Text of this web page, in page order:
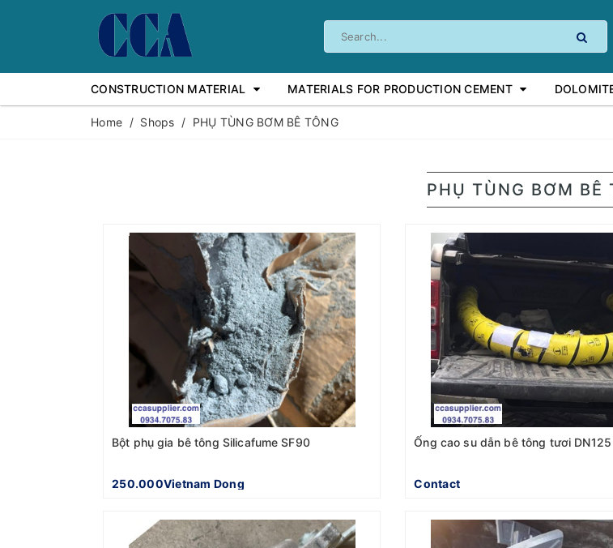
CONSTRUCTION MATERIAL MATERIALS FOR PRODUCTION CEMENT
Home / Shops / PHỤ TÙNG BƠM BÊ TÔNG
PHỤ TÙNG BƠM BÊ
Bột phụ gia bê tông Silicafume SF90
250.000Vietnam Dong
Ống cao su dẫn bê tông tươi DN125
Contact